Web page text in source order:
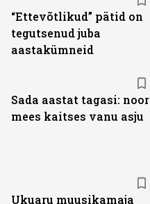
“Ettevõtlikud” pätid on
tegutsenud juba
aastakümneid
Sada aastat tagasi: noor
mees kaitses vanu asju
Ukuaru muusikamaja